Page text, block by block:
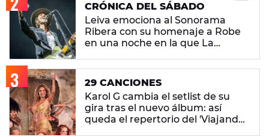
CRÓNICA DEL SÁBADO
Leiva emociona al Sonorama
Ribera con su homenaje a Robe
en una noche en la que La
29 CANCIONES
Karol G cambia el setlist de su
gira tras el nuevo álbum: así
queda el repertorio del 'Viajando